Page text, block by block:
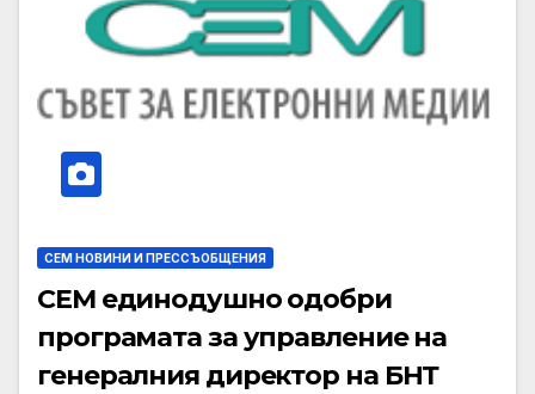
СЕМ НОВИНИ И ПРЕССЪОБЩЕНИЯ
СЕМ единодушно одобри
програмата за управление на
генералния директор на БНТ